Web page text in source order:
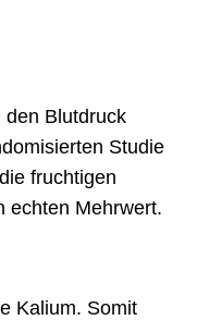
den Blutdruck
Studie
fruchtigen
echten Mehrwert.
Kalium. Somit